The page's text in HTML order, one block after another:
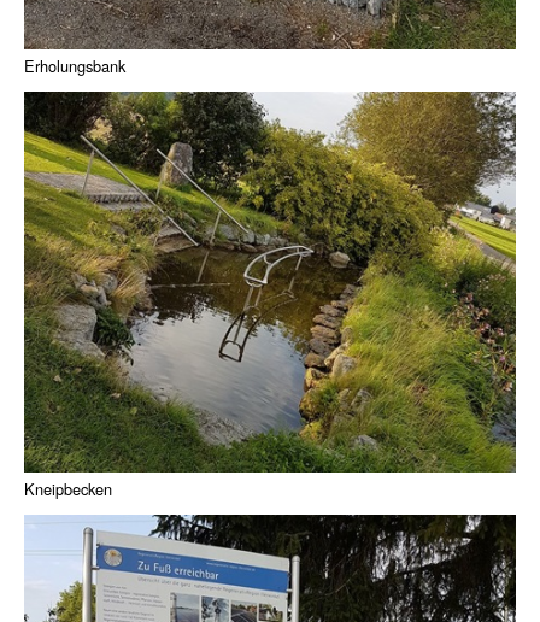
Erholungsbank
Kneipbecken